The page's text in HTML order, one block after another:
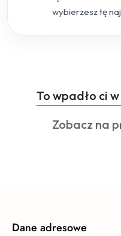
wybierzesz tę
Pomiń karuzelę
Produkty
o
statusie:
To wpadło ci
Produkty
Zobacz na
Dane adresowe